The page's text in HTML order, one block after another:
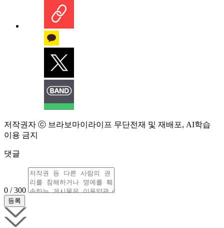
저작권자 ⓒ 브라보마이라이프 무단전재 및 재배포, AI학습
이용 금지
댓글
0 / 300